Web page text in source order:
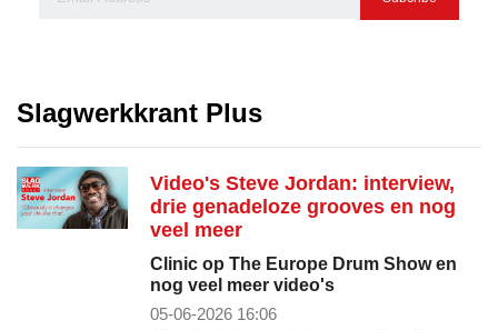
Slagwerkkrant Plus
Video's Steve Jordan: interview,
drie genadeloze grooves en nog
veel meer
Clinic op The Europe Drum Show en
nog veel meer video's
05-06-2026 16:06